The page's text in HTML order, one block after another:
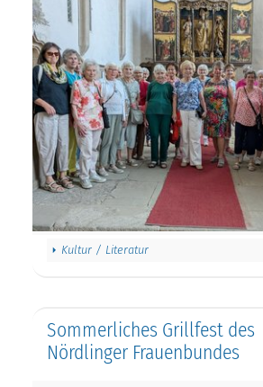
Kultur / Literatur
Sommerliches Grillfest des
Nördlinger Frauenbundes